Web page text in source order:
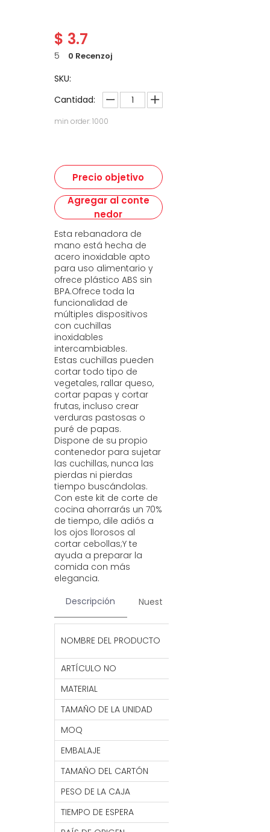
$ 3.7
5 0 Recenzoj
SKU:
Cantidad:
min order: 1000
Precio objetivo
Agregar al conte
nedor
Esta rebanadora de
mano está hecha de
acero inoxidable apto
para uso alimentario y
ofrece plástico ABS sin
BPA.Ofrece toda la
funcionalidad de
múltiples dispositivos
con cuchillas
inoxidables
intercambiables.
Estas cuchillas pueden
cortar todo tipo de
vegetales, rallar queso,
cortar papas y cortar
frutas, incluso crear
verduras pastosas o
puré de papas.
Dispone de su propio
contenedor para sujetar
las cuchillas, nunca las
pierdas ni pierdas
tiempo buscándolas.
Con este kit de corte de
cocina ahorrarás un 70%
de tiempo, dile adiós a
los ojos llorosos al
cortar cebollas;Y te
ayuda a preparar la
comida con más
elegancia.
Descripción
Nuestros servicios
NOMBRE DEL PRODUCTO
ARTÍCULO NO
MATERIAL
TAMAÑO DE LA UNIDAD
MOQ
EMBALAJE
TAMAÑO DEL CARTÓN
PESO DE LA CAJA
TIEMPO DE ESPERA